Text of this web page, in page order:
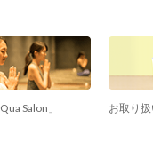
Salon」 お取り